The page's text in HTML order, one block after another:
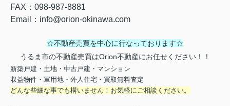
FAX ： 098-987-8881
Email
： info@orion-okinawa.com
☆不動産売買を中心に行なっております☆
うるま市の不動産売買はOrion不動産にお任せください！！
新築戸建・土地・中古戸建・マンション
収益物件・軍用地・外人住宅・買取無料査定
どんな些細な事でも構いません！お気軽にご相談ください。